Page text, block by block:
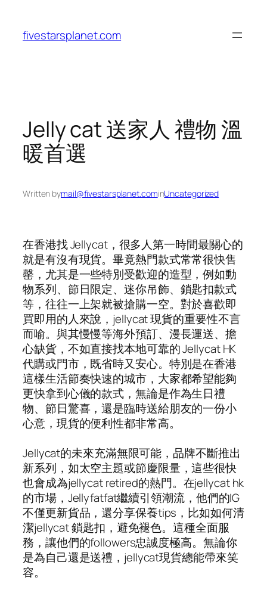
content
fivestarsplanet.com
Jelly cat 送家人 禮物 溫
暖首選
Written bymail@fivestarsplanet.cominUncategorized
在香港找 Jellycat，很多人第一時間最關心的
就是有沒有現貨。畢竟熱門款式常常很快售
罄，尤其是一些特別受歡迎的造型，例如動
物系列、節日限定、迷你吊飾、鎖匙扣款式
等，往往一上架就被搶購一空。對於喜歡即
買即用的人來說，jellycat 現貨的重要性不言
而喻。與其慢慢等海外預訂、漫長運送、擔
心缺貨，不如直接找本地可靠的 Jellycat HK
代購或門市，既省時又安心。特別是在香港
這樣生活節奏快速的城市，大家都希望能夠
更快拿到心儀的款式，無論是作為生日禮
物、節日驚喜，還是臨時送給朋友的一份小
心意，現貨的便利性都非常高。
Jellycat的未來充滿無限可能，品牌不斷推出
新系列，如太空主題或節慶限量，這些很快
也會成為jellycat retired的熱門。在jellycat hk
的市場，Jellyfatfat繼續引領潮流，他們的IG
不僅更新貨品，還分享保養tips，比如如何清
潔jellycat 鎖匙扣，避免褪色。這種全面服
務，讓他們的followers忠誠度極高。無論你
是為自己還是送禮，jellycat現貨總能帶來笑
容。